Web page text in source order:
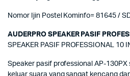
Nomor Ijin Postel Kominfo= 81645 /
AUDERPRO SPEAKER PASIF
SPEAKER PASIF PROFESSIONAL 10
Speaker pasif professional AP-130PX
keluar suara yang sangat kencang